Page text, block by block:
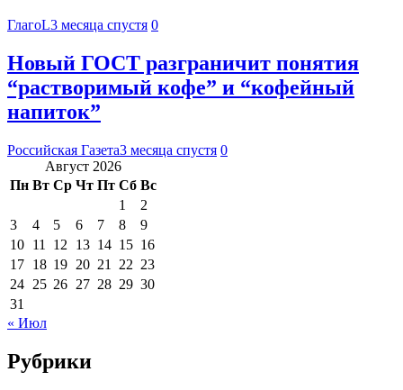
ГлагоL3 месяца спустя 0
Новый ГОСТ разграничит понятия
“растворимый кофе” и “кофейный
напиток”
Российская Газета3 месяца спустя 0
Август 2026
Пн Вт Ср Чт Пт Сб Вс
1
2
3
4 5 6 7 8
9
10 11 12 13 14 15 16
17 18 19 20 21 22 23
24 25 26 27 28 29 30
31
« Июл
Рубрики